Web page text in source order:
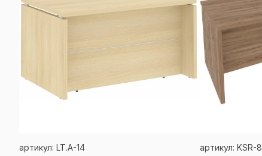
артикул: LT.A-14
артикул: KSR-8